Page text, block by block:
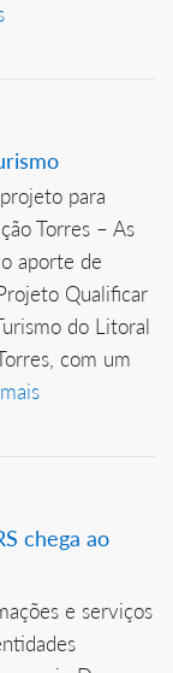
para
Torres – As
aporte de
Qualificar
do Litoral
com um
chega ao
e serviços